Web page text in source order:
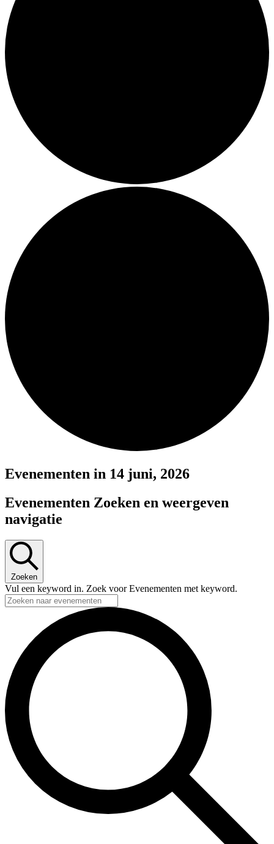
Evenementen in 14 juni, 2026
Evenementen Zoeken en weergeven
navigatie
Zoeken
Vul een keyword in. Zoek voor Evenementen met keyword.